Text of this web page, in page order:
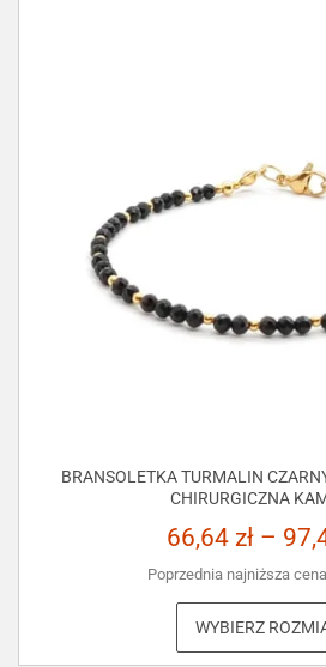
BRANSOLETKA TURMALIN
CHIRURGICZNA
66,64 zł –
Poprzednia najniższa
WYBIERZ